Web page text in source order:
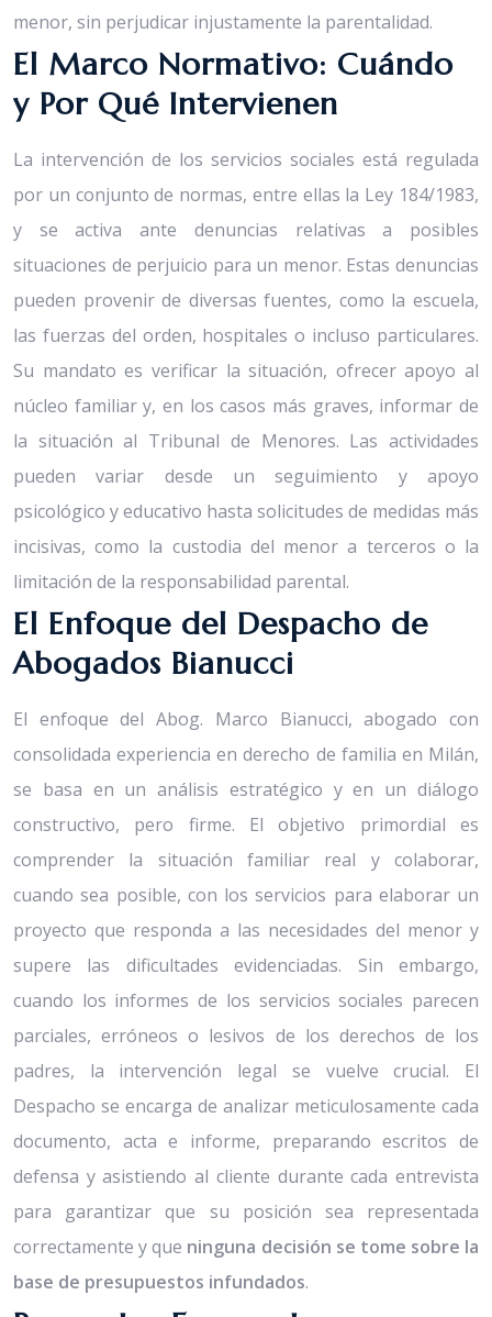
menor, sin perjudicar injustamente la parentalidad.
El Marco Normativo: Cuándo
y Por Qué Intervienen
La intervención de los servicios sociales está regulada
por un conjunto de normas, entre ellas la Ley 184/1983,
y se activa ante denuncias relativas a posibles
situaciones de perjuicio para un menor. Estas denuncias
pueden provenir de diversas fuentes, como la escuela,
las fuerzas del orden, hospitales o incluso particulares.
Su mandato es verificar la situación, ofrecer apoyo al
núcleo familiar y, en los casos más graves, informar de
la situación al Tribunal de Menores. Las actividades
pueden variar desde un seguimiento y apoyo
psicológico y educativo hasta solicitudes de medidas más
incisivas, como la custodia del menor a terceros o la
limitación de la responsabilidad parental.
El Enfoque del Despacho de
Abogados Bianucci
El enfoque del Abog. Marco Bianucci, abogado con
consolidada experiencia en derecho de familia en Milán,
se basa en un análisis estratégico y en un diálogo
constructivo, pero firme. El objetivo primordial es
comprender la situación familiar real y colaborar,
cuando sea posible, con los servicios para elaborar un
proyecto que responda a las necesidades del menor y
supere las dificultades evidenciadas. Sin embargo,
cuando los informes de los servicios sociales parecen
parciales, erróneos o lesivos de los derechos de los
padres, la intervención legal se vuelve crucial. El
Despacho se encarga de analizar meticulosamente cada
documento, acta e informe, preparando escritos de
defensa y asistiendo al cliente durante cada entrevista
para garantizar que su posición sea representada
correctamente y que ninguna decisión se tome sobre la
base de presupuestos infundados.